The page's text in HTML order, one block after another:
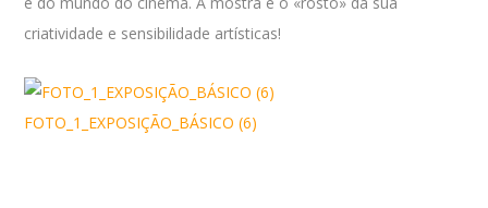
criatividade e sensibilidade artísticas!
FOTO_1_EXPOSIÇÃO_BÁSICO (6)